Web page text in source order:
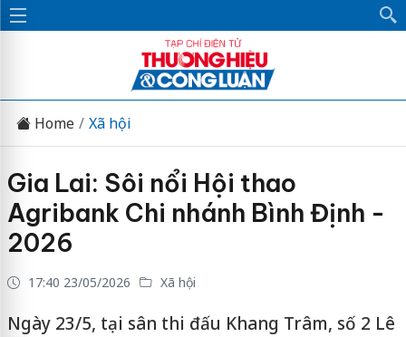
Home Xã hội
Gia Lai: Sôi nổi Hội thao
Agribank Chi nhánh Bình Định -
2026
17:40 23/05/2026 Xã hội
Ngày 23/5, tại sân thi đấu Khang Trâm, số 2 Lê